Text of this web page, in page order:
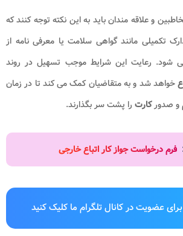
و علاقه مندان باید به این نکته توجه کنند که
تکمیلی مانند گواهی سلامت یا معرفی نامه از
شود. رعایت این شرایط موجب تسهیل در روند
خواهد شد و به متقاضیان کمک می کند تا در زمان
و صدورکارت را پشت سر بگذارند.
فرم درخواست جواز کار اتباع خارجی
برای عضویت در کانال تلگرام ما کلیک کنید